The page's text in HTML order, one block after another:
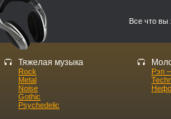
Все что вы
Тяжелая музыка
Rock
Metal
Noise
Gothic
Psychedelic
Рэп